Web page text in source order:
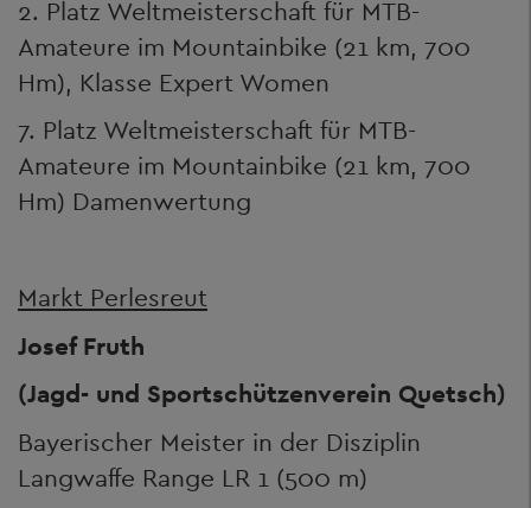
2. Platz Weltmeisterschaft für MTB-
Amateure im Mountainbike (21 km, 700
Hm), Klasse Expert Women
7. Platz Weltmeisterschaft für MTB-
Amateure im Mountainbike (21 km, 700
Hm) Damenwertung
Markt Perlesreut
Josef Fruth
(Jagd- und Sportschützenverein Quetsch)
Bayerischer Meister in der Disziplin
Langwaffe Range LR 1 (500 m)